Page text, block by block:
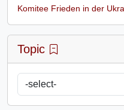
Komitee Frieden in der
Topic